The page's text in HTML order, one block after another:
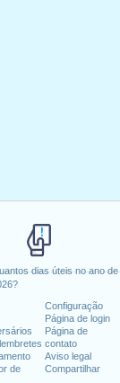
dias úteis no ano de
de
Configuração
Página de login
Página de
contato
Aviso legal
Compartilhar